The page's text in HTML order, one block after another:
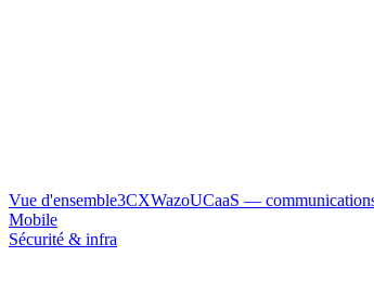
Vue d'ensemble3CXWazoUCaaS —
Mobile
Sécurité & infra